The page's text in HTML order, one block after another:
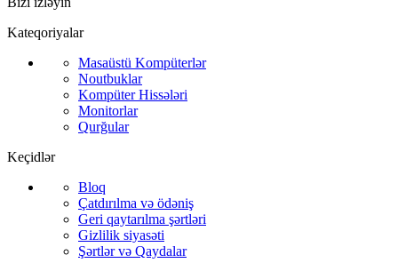
Kateqoriyalar
Masaüstü Kompüterlər
Noutbuklar
Kompüter Hissələri
Monitorlar
Qurğular
Keçidlər
Bloq
Çatdırılma və ödəniş
Geri qaytarılma şərtləri
Gizlilik siyasəti
Şərtlər və Qaydalar